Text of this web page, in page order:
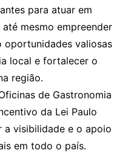
para atuar em
mesmo empreender
oportunidades valiosas
local e fortalecer o
região.
de Gastronomia
da Lei Paulo
a visibilidade e o apoio
em todo o país.